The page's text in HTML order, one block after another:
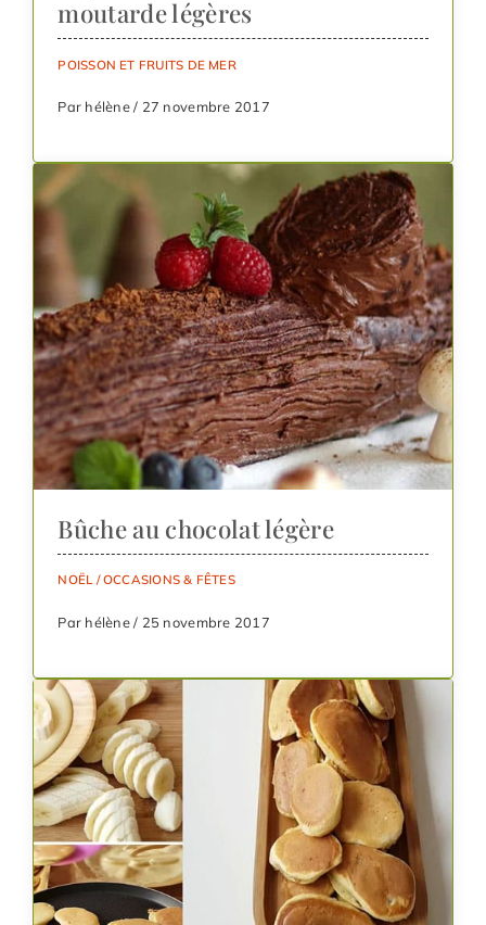
moutarde légères
POISSON ET FRUITS DE MER
Par hélène / 27 novembre 2017
Bûche au chocolat légère
NOËL/OCCASIONS & FÊTES
Par hélène / 25 novembre 2017